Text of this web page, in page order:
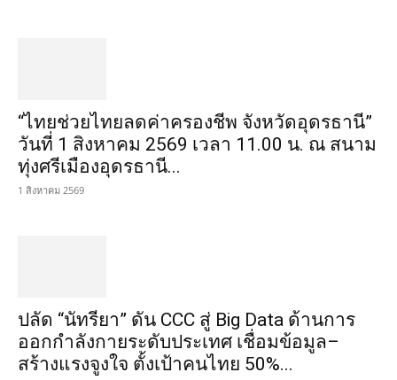
“ไทยช่วยไทยลดค่าครองชีพ จังหวัดอุดรธานี”
วันที่ 1 สิงหาคม 2569 เวลา 11.00 น. ณ สนาม
ทุ่งศรีเมืองอุดรธานี...
1 สิงหาคม 2569
ปลัด “นัทรียา” ดัน CCC สู่ Big Data ด้านการ
ออกกำลังกายระดับประเทศ เชื่อมข้อมูล–
สร้างแรงจูงใจ ตั้งเป้าคนไทย 50%...